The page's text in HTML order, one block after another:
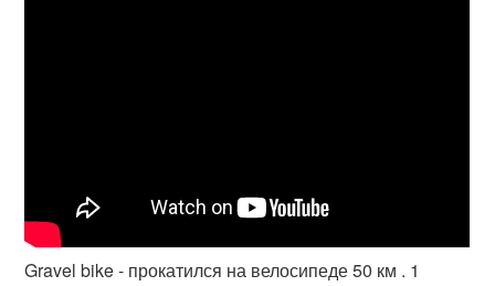
Gravel bike - прокатился на велосипеде 50 км . 1